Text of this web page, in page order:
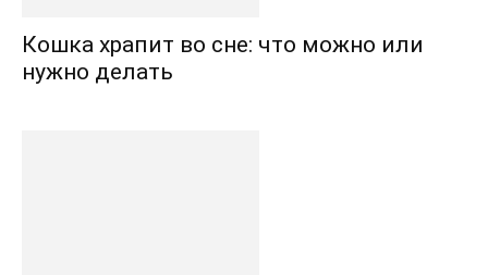
Кошка храпит во сне: что можно или
нужно делать